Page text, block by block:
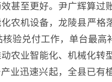
甚至更好。尹广辉算过
农机设备，龙陵县严
验兑付工作，单台最
农业智能化、机械化转
业迅速兴起，全县已有